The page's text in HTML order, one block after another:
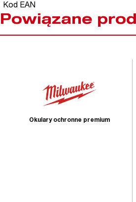
Kod EAN
Powiązane
Okulary ochronne premium